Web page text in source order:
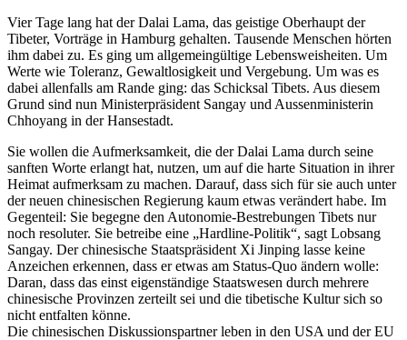
Vier Tage lang hat der Dalai Lama, das geistige Oberhaupt der
Tibeter, Vorträge in Hamburg gehalten. Tausende Menschen hörten
ihm dabei zu. Es ging um allgemeingültige Lebensweisheiten. Um
Werte wie Toleranz, Gewaltlosigkeit und Vergebung. Um was es
dabei allenfalls am Rande ging: das Schicksal Tibets. Aus diesem
Grund sind nun Ministerpräsident Sangay und Aussenministerin
Chhoyang in der Hansestadt.
Sie wollen die Aufmerksamkeit, die der Dalai Lama durch seine
sanften Worte erlangt hat, nutzen, um auf die harte Situation in ihrer
Heimat aufmerksam zu machen. Darauf, dass sich für sie auch unter
der neuen chinesischen Regierung kaum etwas verändert habe. Im
Gegenteil: Sie begegne den Autonomie-Bestrebungen Tibets nur
noch resoluter. Sie betreibe eine „Hardline-Politik“, sagt Lobsang
Sangay. Der chinesische Staatspräsident Xi Jinping lasse keine
Anzeichen erkennen, dass er etwas am Status-Quo ändern wolle:
Daran, dass das einst eigenständige Staatswesen durch mehrere
chinesische Provinzen zerteilt sei und die tibetische Kultur sich so
nicht entfalten könne.
Die chinesischen Diskussionspartner leben in den USA und der EU